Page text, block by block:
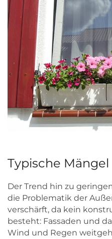
Typische
Der Trend hin zu
die Problematik der
verschärft, da kein
besteht: Fassaden und
Wind und Regen